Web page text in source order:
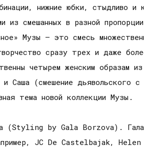
нижние юбки, стыдливо и
из смешанных в разной
Музы – это смесь
сразу трех и даже
четырем женским образам
Саша (смешение дьявольского
тема новой коллекции Музы.
(Styling by Gala Borzova).
JC De Castelbajak,